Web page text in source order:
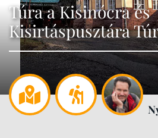
Túra a Kisinócra és
Kisirtáspusztára